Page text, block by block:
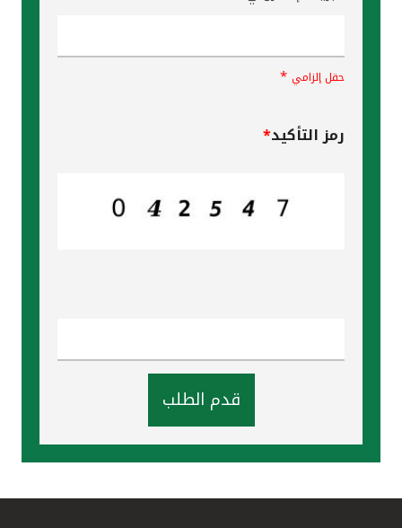
حقل إلزامي *
رمز التأكيد*
قدم الطلب